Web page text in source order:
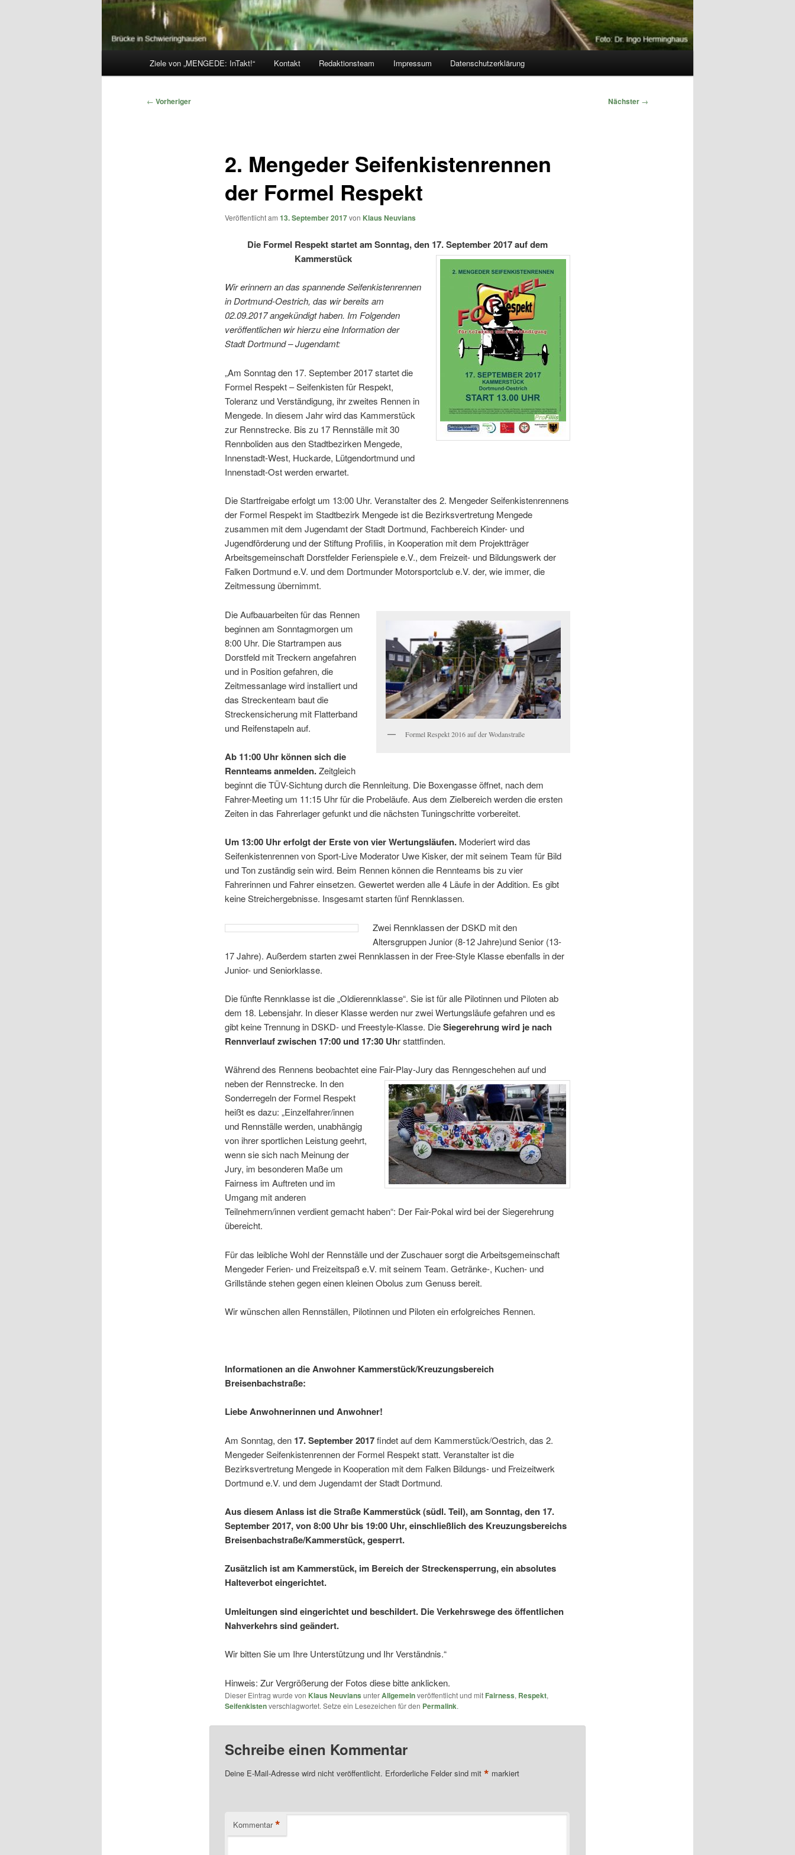
Ziele von „MENGEDE: InTakt!“ Kontakt Redaktionsteam Impressum Datenschutzerklärung
Beitragsnavigation
← Vorheriger Nächster →
2. Mengeder Seifenkistenrennen
der Formel Respekt
Veröffentlicht am 13. September 2017von Klaus Neuvians
Die Formel Respekt startet am Sonntag, den 17. September 2017 auf dem
Kammerstück
Wir erinnern an das spannende Seifenkistenrennen
in Dortmund-Oestrich, das wir bereits am
02.09.2017 angekündigt haben. Im Folgenden
veröffentlichen wir hierzu eine Information der
Stadt Dortmund – Jugendamt:
„Am Sonntag den 17. September 2017 startet die
Formel Respekt – Seifenkisten für Respekt,
Toleranz und Verständigung, ihr zweites Rennen in
Mengede. In diesem Jahr wird das Kammerstück
zur Rennstrecke. Bis zu 17 Rennställe mit 30
Rennboliden aus den Stadtbezirken Mengede,
Innenstadt-West, Huckarde, Lütgendortmund und
Innenstadt-Ost werden erwartet.
Die Startfreigabe erfolgt um 13:00 Uhr. Veranstalter des 2. Mengeder Seifenkistenrennens
der Formel Respekt im Stadtbezirk Mengede ist die Bezirksvertretung Mengede
zusammen mit dem Jugendamt der Stadt Dortmund, Fachbereich Kinder- und
Jugendförderung und der Stiftung Profiliis, in Kooperation mit dem Projektträger
Arbeitsgemeinschaft Dorstfelder Ferienspiele e.V., dem Freizeit- und Bildungswerk der
Falken Dortmund e.V. und dem Dortmunder Motorsportclub e.V. der, wie immer, die
Zeitmessung übernimmt.
Formel Respekt 2016 auf der Wodanstraße
Die Aufbauarbeiten für das Rennen
beginnen am Sonntagmorgen um
8:00 Uhr. Die Startrampen aus
Dorstfeld mit Treckern angefahren
und in Position gefahren, die
Zeitmessanlage wird installiert und
das Streckenteam baut die
Streckensicherung mit Flatterband
und Reifenstapeln auf.
Ab 11:00 Uhr können sich die
Rennteams anmelden.Zeitgleich
beginnt die TÜV-Sichtung durch die Rennleitung. Die Boxengasse öffnet, nach dem
Fahrer-Meeting um 11:15 Uhr für die Probeläufe. Aus dem Zielbereich werden die ersten
Zeiten in das Fahrerlager gefunkt und die nächsten Tuningschritte vorbereitet.
Um 13:00 Uhr erfolgt der Erste von vier Wertungsläufen.Moderiert wird das
Seifenkistenrennen von Sport-Live Moderator Uwe Kisker, der mit seinem Team für Bild
und Ton zuständig sein wird. Beim Rennen können die Rennteams bis zu vier
Fahrerinnen und Fahrer einsetzen. Gewertet werden alle 4 Läufe in der Addition. Es gibt
keine Streichergebnisse. Insgesamt starten fünf Rennklassen.
Zwei Rennklassen der DSKD mit den
Altersgruppen Junior (8-12 Jahre)und Senior (13-
17 Jahre). Außerdem starten zwei Rennklassen in der Free-Style Klasse ebenfalls in der
Junior- und Seniorklasse.
Die fünfte Rennklasse ist die „Oldierennklasse“. Sie ist für alle Pilotinnen und Piloten ab
dem 18. Lebensjahr. In dieser Klasse werden nur zwei Wertungsläufe gefahren und es
gibt keine Trennung in DSKD- und Freestyle-Klasse. DieSiegerehrung wird je nach
Rennverlauf zwischen 17:00 und 17:30 Uhr stattfinden.
Während des Rennens beobachtet eine Fair-Play-Jury das Renngeschehen auf und
neben der Rennstrecke. In den
Sonderregeln der Formel Respekt
heißt es dazu: „Einzelfahrer/innen
und Rennställe werden, unabhängig
von ihrer sportlichen Leistung geehrt,
wenn sie sich nach Meinung der
Jury, im besonderen Maße um
Fairness im Auftreten und im
Umgang mit anderen
Teilnehmern/innen verdient gemacht haben“: Der Fair-Pokal wird bei der Siegerehrung
übereicht.
Für das leibliche Wohl der Rennställe und der Zuschauer sorgt die Arbeitsgemeinschaft
Mengeder Ferien- und Freizeitspaß e.V. mit seinem Team. Getränke-, Kuchen- und
Grillstände stehen gegen einen kleinen Obolus zum Genuss bereit.
Wir wünschen allen Rennställen, Pilotinnen und Piloten ein erfolgreiches Rennen.
Informationen an die Anwohner Kammerstück/Kreuzungsbereich
Breisenbachstraße:
Liebe Anwohnerinnen und Anwohner!
Am Sonntag, den 17. September 2017findet auf dem Kammerstück/Oestrich, das 2.
Mengeder Seifenkistenrennen der Formel Respekt statt. Veranstalter ist die
Bezirksvertretung Mengede in Kooperation mit dem Falken Bildungs- und Freizeitwerk
Dortmund e.V. und dem Jugendamt der Stadt Dortmund.
Aus diesem Anlass ist die Straße Kammerstück (südl. Teil), am Sonntag, den 17.
September 2017, von 8:00 Uhr bis 19:00 Uhr, einschließlich des Kreuzungsbereichs
Breisenbachstraße/Kammerstück, gesperrt.
Zusätzlich ist am Kammerstück, im Bereich der Streckensperrung, ein absolutes
Halteverbot eingerichtet.
Umleitungen sind eingerichtet und beschildert. Die Verkehrswege des öffentlichen
Nahverkehrs sind geändert.
Wir bitten Sie um Ihre Unterstützung und Ihr Verständnis.“
Hinweis: Zur Vergrößerung der Fotos diese bitte anklicken.
Dieser Eintrag wurde von Klaus Neuvians unterAllgemeinveröffentlicht und mit Fairness, Respekt,
Seifenkistenverschlagwortet. Setze ein Lesezeichen für den Permalink.
Schreibe einen Kommentar
Deine E-Mail-Adresse wird nicht veröffentlicht. Erforderliche Felder sind mit * markiert
Kommentar *